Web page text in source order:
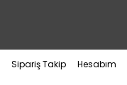
Sipariş Takip Hesabım